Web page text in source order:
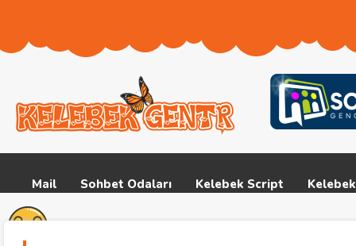
Mail Sohbet Odaları Kelebek Script